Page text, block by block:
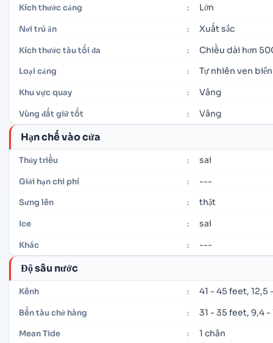
Kích thước cảng : Lớn
Nơi trú ẩn : Xuất sắc
Kích thước tàu tối đa : Chiều dài hơn
Loại cảng : Tự nhiên ven biển
Khu vực quay : Vâng
Vùng đất giữ tốt : Vâng
Hạn chế vào cửa
Thủy triều : sai
Giới hạn chi phí : ---
Sưng lên : thật
Ice : sai
Khác : ---
Độ sâu nước
Kênh : 41 - 45 feet, 12,5
Bến tàu chở hàng : 31 - 35 feet, 9,4 -
Mean Tide : 1 chân